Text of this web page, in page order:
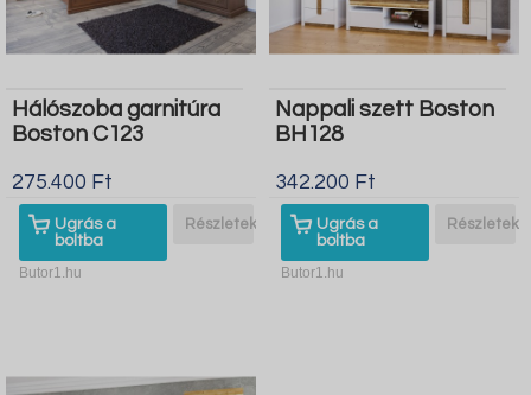
Hálószoba garnitúra
Boston C123
275.400 Ft
Ugrás a
boltba
Részletek
Butor1.hu
Nappali szett Boston
BH128
342.200 Ft
Ugrás a
boltba
Részletek
Butor1.hu